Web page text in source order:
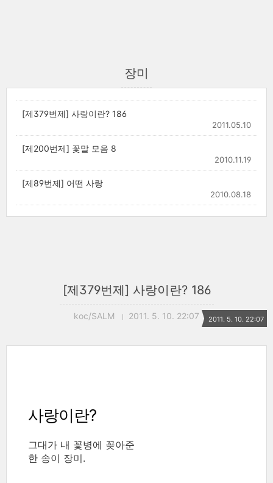
장미
[제379번제] 사랑이란? 186
2011.05.10
[제200번제] 꽃말 모음 8
2010.11.19
[제89번제] 어떤 사랑
2010.08.18
[제379번제] 사랑이란? 186
koc/SALM 2011. 5. 10. 22:07 2011. 5. 10. 22:07
사랑이란?
그대가 내 꽃병에 꽂아준
한 송이 장미.